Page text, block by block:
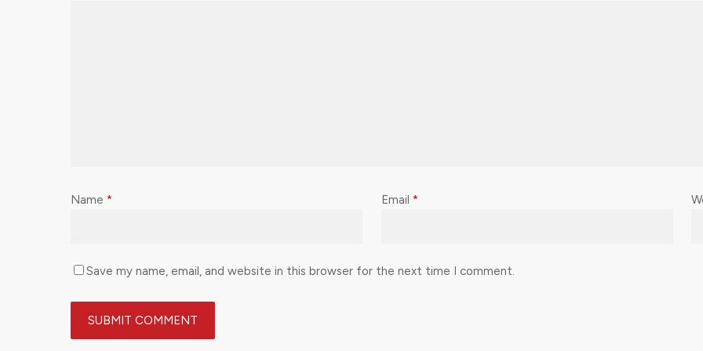
Name * Email *
Save my name, email, and website in this browser for the next time I comment.